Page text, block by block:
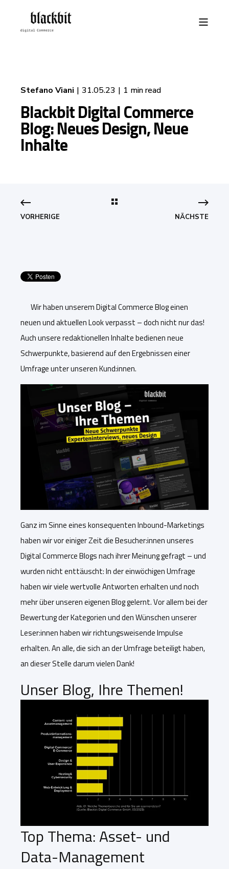
Stefano Viani 31.05.23 1 min read
Blackbit Digital Commerce
Blog: Neues Design, Neue
Inhalte
VORHERIGE NÄCHSTE
Wir haben unserem Digital Commerce Blog einen
neuen und aktuellen Look verpasst – doch nicht nur das!
Auch unsere redaktionellen Inhalte bedienen neue
Schwerpunkte, basierend auf den Ergebnissen einer
Umfrage unter unseren Kund:innen.
Ganz im Sinne eines konsequenten Inbound-Marketings
haben wir vor einiger Zeit die Besucher:innen unseres
Digital Commerce Blogs nach ihrer Meinung gefragt – und
wurden nicht enttäuscht: In der einwöchigen Umfrage
haben wir viele wertvolle Antworten erhalten und noch
mehr über unseren eigenen Blog gelernt. Vor allem bei der
Bewertung der Kategorien und den Wünschen unserer
Leser:innen haben wir richtungsweisende Impulse
erhalten. An alle, die sich an der Umfrage beteiligt haben,
an dieser Stelle darum vielen Dank!
Unser Blog, Ihre Themen!
Top Thema: Asset- und
Data-Management